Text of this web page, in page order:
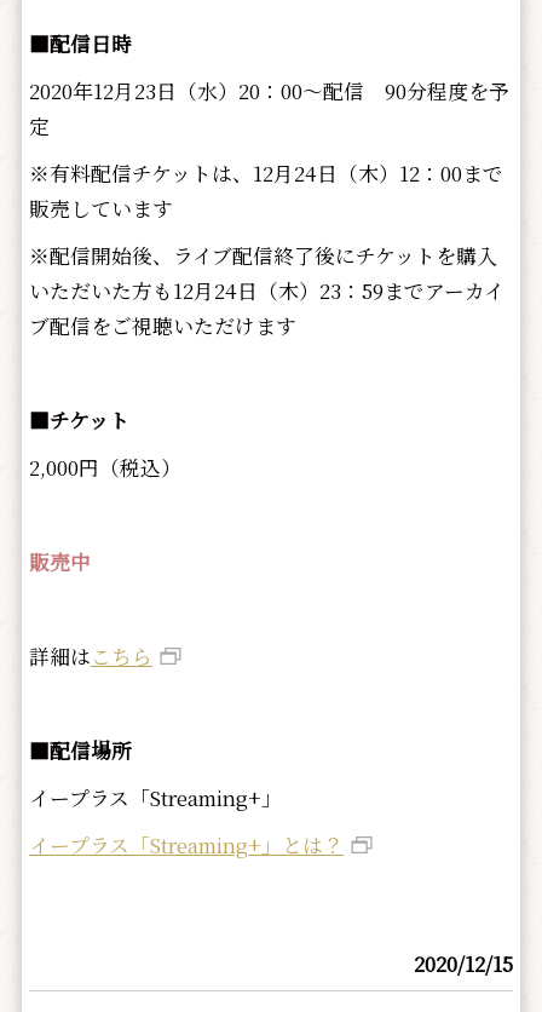
■配信日時
2020年12月23日（水）20：00～配信 90分程度を予
定
※有料配信チケットは、12月24日（木）12：00まで
販売しています
※配信開始後、ライブ配信終了後にチケットを購入
いただいた方も12月24日（木）23：59までアーカイ
ブ配信をご視聴いただけます
■チケット
2,000円（税込）
販売中
詳細はこちら
■配信場所
イープラス「Streaming+」
イープラス「Streaming+」とは？
2020/12/15